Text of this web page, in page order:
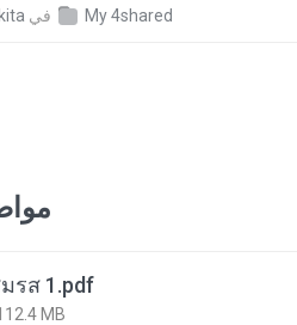
في My 4shared
รส 1.pdf
MB